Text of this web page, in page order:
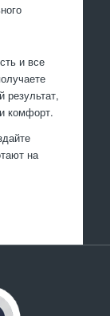
и все
результат,
комфорт.
на